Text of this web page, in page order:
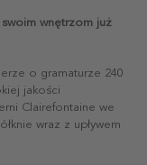
wnętrzom już
o gramaturze 240
jakości
Clairefontaine we
wraz z upływem